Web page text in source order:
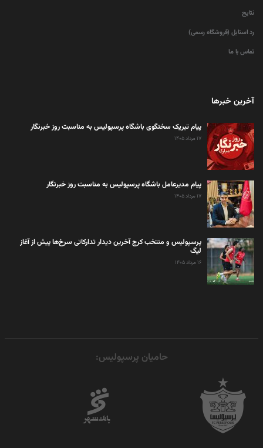
نتایج
رد استایل (فروشگاه رسمی)
تماس با ما
آخرین خبرها
پیام تبریک سخنگوی باشگاه پرسپولیس به مناسبت روز خبرنگار
۱۷ مرداد ۱۴۰۵
پیام مدیرعامل باشگاه پرسپولیس به مناسبت روز خبرنگار
۱۷ مرداد ۱۴۰۵
پرسپولیس و منتخب کرج آخرین دیدار تدارکاتی سرخ‌ها پیش از آغاز
لیگ
۱۶ مرداد ۱۴۰۵
حامیان پرسپولیس: